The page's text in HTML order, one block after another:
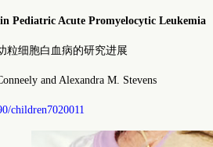
in Pediatric Acute Promyelocytic Leukemia
粒细胞白血病的研究进展
and Alexandra M. Stevens
children7020011